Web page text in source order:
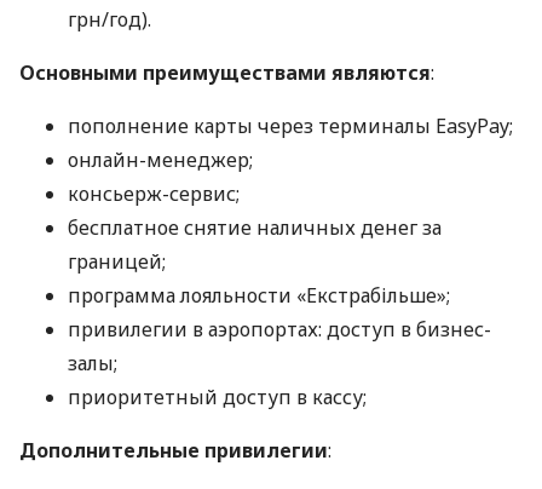
грн/год).
Основными преимуществами являются:
пополнение карты через терминалы EasyPay;
онлайн-менеджер;
консьерж-сервис;
бесплатное снятие наличных денег за
границей;
программа лояльности «Екстрабільше»;
привилегии в аэропортах: доступ в бизнес-
залы;
приоритетный доступ в кассу;
Дополнительные привилегии: